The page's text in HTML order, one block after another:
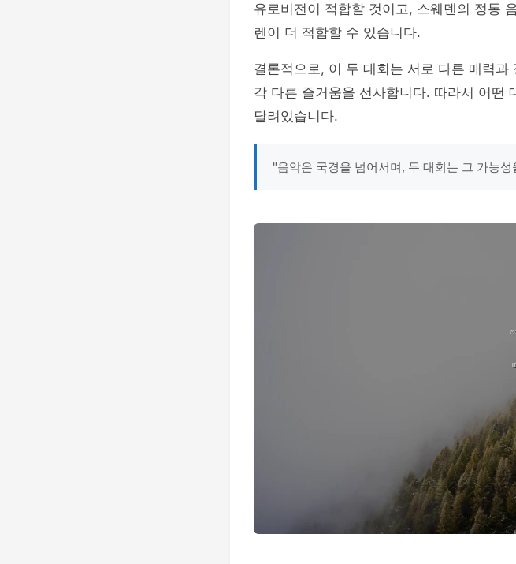
유로비전이 적합할 것이고, 스웨덴의 정통
렌이 더 적합할 수 있습니다.
결론적으로, 이 두 대회는 서로 다른 매력
각 다른 즐거움을 선사합니다. 따라서 어떤
달려있습니다.
"음악은 국경을 넘어서며, 두 대회는 그 가능